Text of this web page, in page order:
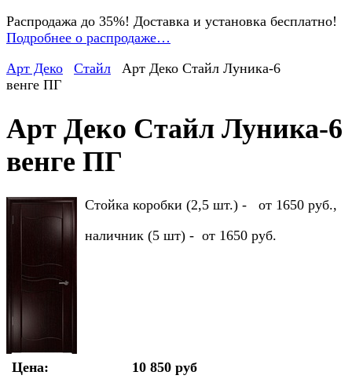
Распродажа до 35%! Доставка и установка бесплатно!
Подробнее о распродаже…
Арт Деко
Стайл
Арт Деко Стайл Луника-6
венге ПГ
Арт Деко Стайл Луника-6
венге ПГ
Стойка коробки (2,5 шт.) - от 1650 руб.,
наличник (5 шт) - от 1650 руб.
Цена: 10 850 руб